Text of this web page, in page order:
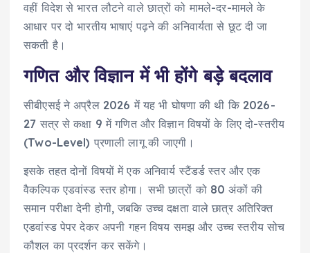
वहीं विदेश से भारत लौटने वाले छात्रों को मामले-दर-मामले के
आधार पर दो भारतीय भाषाएं पढ़ने की अनिवार्यता से छूट दी जा
सकती है।
गणित और विज्ञान में भी होंगे बड़े बदलाव
सीबीएसई ने अप्रैल 2026 में यह भी घोषणा की थी कि 2026-
27 सत्र से कक्षा 9 में गणित और विज्ञान विषयों के लिए दो-स्तरीय
(Two-Level) प्रणाली लागू की जाएगी।
इसके तहत दोनों विषयों में एक अनिवार्य स्टैंडर्ड स्तर और एक
वैकल्पिक एडवांस्ड स्तर होगा। सभी छात्रों को 80 अंकों की
समान परीक्षा देनी होगी, जबकि उच्च दक्षता वाले छात्र अतिरिक्त
एडवांस्ड पेपर देकर अपनी गहन विषय समझ और उच्च स्तरीय सोच
कौशल का प्रदर्शन कर सकेंगे।